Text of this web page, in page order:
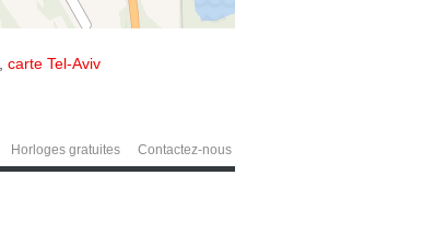
carte Tel-Aviv
Horloges gratuites Contactez-nous